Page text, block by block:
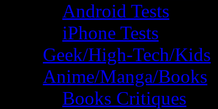
Android Tests
iPhone Tests
Geek/High-Tech/Kids
Anime/Manga/Books
Books Critiques